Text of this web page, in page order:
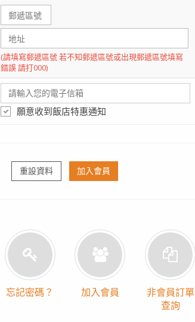
(請填寫郵遞區號 若不知郵遞區號或出現郵遞區號填寫
錯誤 請打000)
願意收到飯店特惠通知
重設資料 加入會員
忘記密碼？ 加入會員
非會員訂單
查詢